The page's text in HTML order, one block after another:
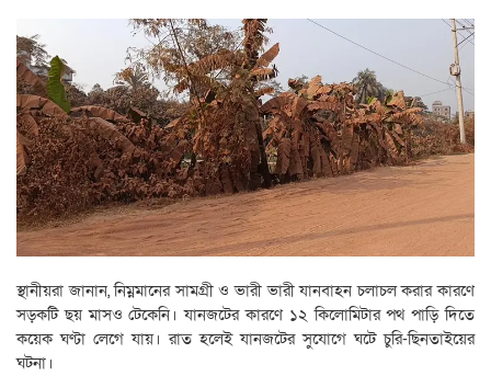
স্থানীয়রা জানান, নিম্নমানের সামগ্রী ও ভারী ভারী যানবাহন চলাচল করার কারণে
সড়কটি ছয় মাসও টেকেনি। যানজটের কারণে ১২ কিলোমিটার পথ পাড়ি দিতে
কয়েক ঘণ্টা লেগে যায়। রাত হলেই যানজটের সুযোগে ঘটে চুরি-ছিনতাইয়ের
ঘটনা।